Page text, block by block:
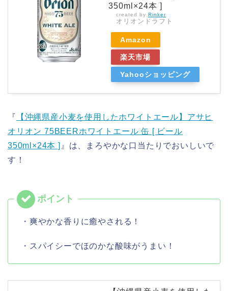
350ml×24本 ]
created by Rinker
オリオンドラフト
Amazon
楽天市場
Yahooショッピング
『
【沖縄県産小麦を使用したホワイトエール】アサヒ
オリオン 75BEERホワイトエール 缶 [ ビール
350ml×24本 ] 』は、まろやかな口当たりでおいしいで
す！
・爽やかな香りに癒やされる！
・スパイシーでほのかな酸味がうまい！